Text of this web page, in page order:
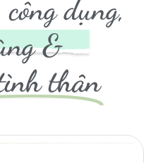
dụng,
&
thân